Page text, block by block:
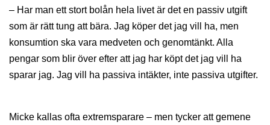
– Har man ett stort bolån hela livet är det en passiv utgift
som är rätt tung att bära. Jag köper det jag vill ha, men
konsumtion ska vara medveten och genomtänkt. Alla
pengar som blir över efter att jag har köpt det jag vill ha
sparar jag. Jag vill ha passiva intäkter, inte passiva utgifter.
Micke kallas ofta extremsparare – men tycker att gemene